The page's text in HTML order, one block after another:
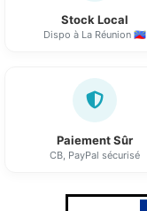
Stock Local
Dispo à La Réunion 🇷🇪
Paiement Sûr
CB, PayPal sécurisé